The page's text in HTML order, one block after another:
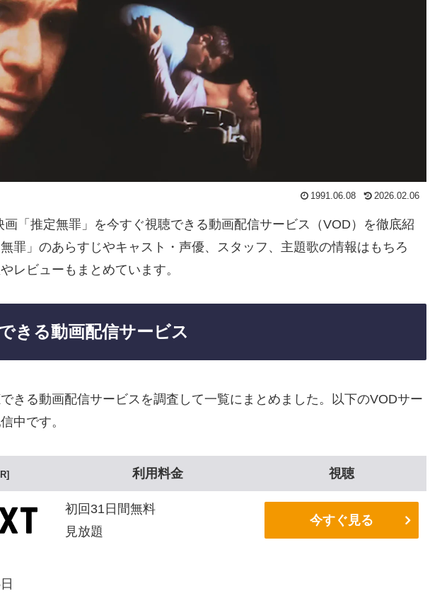
1991.06.08 2026.02.06
「推定無罪」を今すぐ視聴できる動画配信サービス（VOD）を徹底紹
罪」のあらすじやキャスト・声優、スタッフ、主題歌の情報はもちろ
レビューもまとめています。
きる動画配信サービス
きる動画配信サービスを調査して一覧にまとめました。以下のVODサー
中です。
利用料金 視聴
初回31日間無料
見放題
今すぐ見る